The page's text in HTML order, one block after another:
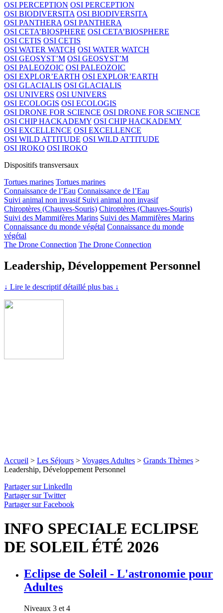
OSI PERCEPTION OSI PERCEPTION
OSI BIODIVERSITA OSI BIODIVERSITA
OSI PANTHERA OSI PANTHERA
OSI CETA’BIOSPHERE OSI CETA’BIOSPHERE
OSI CETIS OSI CETIS
OSI WATER WATCH OSI WATER WATCH
OSI GEOSYST’M OSI GEOSYST’M
OSI PALEOZOIC OSI PALEOZOIC
OSI EXPLOR’EARTH OSI EXPLOR’EARTH
OSI GLACIALIS OSI GLACIALIS
OSI UNIVERS OSI UNIVERS
OSI ECOLOGIS OSI ECOLOGIS
OSI DRONE FOR SCIENCE OSI DRONE FOR SCIENCE
OSI CHIP HACKADEMY OSI CHIP HACKADEMY
OSI EXCELLENCE OSI EXCELLENCE
OSI WILD ATTITUDE OSI WILD ATTITUDE
OSI IROKO OSI IROKO
Dispositifs transversaux
Tortues marines Tortues marines
Connaissance de l’Eau Connaissance de l’Eau
Suivi animal non invasif Suivi animal non invasif
Chiroptères (Chauves-Souris) Chiroptères (Chauves-Souris)
Suivi des Mammifères Marins Suivi des Mammifères Marins
Connaissance du monde végétal Connaissance du monde
végétal
The Drone Connection The Drone Connection
Leadership, Développement Personnel
↓ Lire le descriptif détaillé plus bas ↓
Accueil > Les Séjours > Voyages Adultes > Grands Thèmes >
Leadership, Développement Personnel
Partager sur LinkedIn
Partager sur Twitter
Partager sur Facebook
INFO SPECIALE ECLIPSE
DE SOLEIL ÉTÉ 2026
Eclipse de Soleil - L'astronomie pour
Adultes
Niveaux 3 et 4